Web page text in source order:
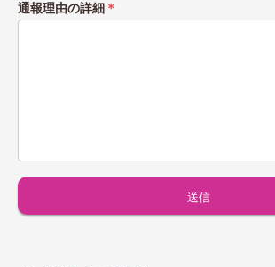
通報理由の詳細 ＊